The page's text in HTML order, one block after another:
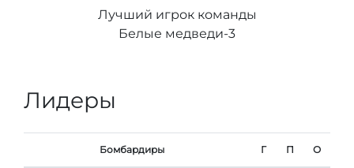
Лучший игрок команды
Белые медведи-3
Лидеры
Бомбардиры Г П О